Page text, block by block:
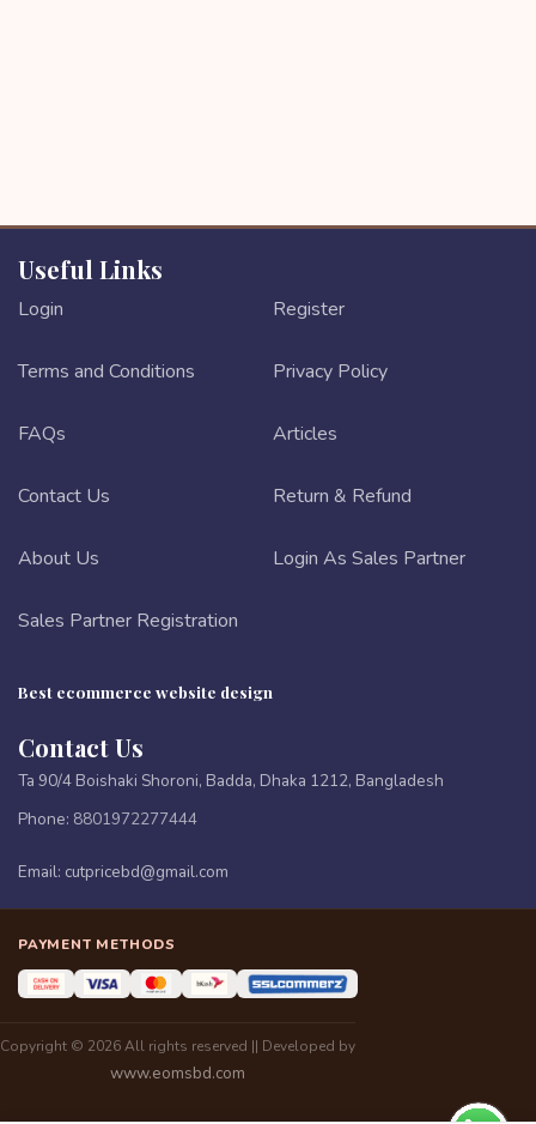
Useful Links
Login Register
Terms and Conditions Privacy Policy
FAQs Articles
Contact Us Return & Refund
About Us Login As Sales Partner
Sales Partner Registration
Best ecommerce website design
Contact Us
Ta 90/4 Boishaki Shoroni, Badda, Dhaka 1212, Bangladesh
Phone: 8801972277444
Email: cutpricebd@gmail.com
PAYMENT METHODS
Copyright © 2026 All rights reserved || Developed by
www.eomsbd.com